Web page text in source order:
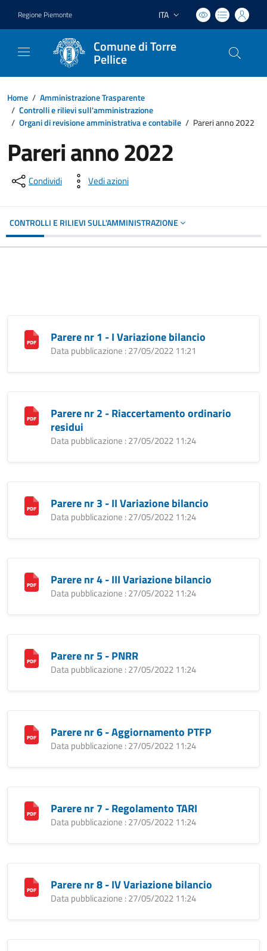
Regione Piemonte Lingua attiva:
ITA
Comune di Torre
Pellice
Home / Amministrazione Trasparente
/ Controlli e rilievi sull'amministrazione
/ Organi di revisione amministrativa e contabile / Pareri anno 2022
Pareri anno 2022
Condividi Vedi azioni
CONTROLLI E RILIEVI SULL'AMMINISTRAZIONE
Parere nr 1 - I Variazione bilancio
Data pubblicazione : 27/05/2022 11:21
Parere nr 2 - Riaccertamento ordinario
residui
Data pubblicazione : 27/05/2022 11:24
Parere nr 3 - II Variazione bilancio
Data pubblicazione : 27/05/2022 11:24
Parere nr 4 - III Variazione bilancio
Data pubblicazione : 27/05/2022 11:24
Parere nr 5 - PNRR
Data pubblicazione : 27/05/2022 11:24
Parere nr 6 - Aggiornamento PTFP
Data pubblicazione : 27/05/2022 11:24
Parere nr 7 - Regolamento TARI
Data pubblicazione : 27/05/2022 11:24
Parere nr 8 - IV Variazione bilancio
Data pubblicazione : 27/05/2022 11:24